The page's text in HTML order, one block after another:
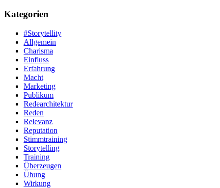
Kategorien
#Storytellity
Allgemein
Charisma
Einfluss
Erfahrung
Macht
Marketing
Publikum
Redearchitektur
Reden
Relevanz
Reputation
Stimmtraining
Storytelling
Training
Überzeugen
Übung
Wirkung